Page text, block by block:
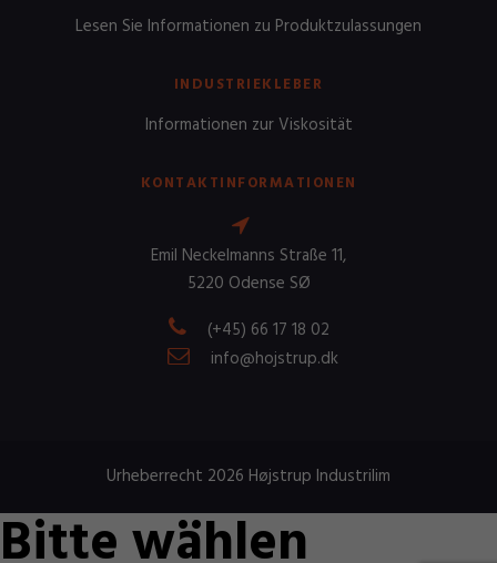
Lesen Sie Informationen zu Produktzulassungen
INDUSTRIEKLEBER
Informationen zur Viskosität
KONTAKTINFORMATIONEN
Emil Neckelmanns Straße 11,
5220 Odense SØ
(+45) 66 17 18 02
info@hojstrup.dk
Urheberrecht 2026 Højstrup Industrilim
Bitte wählen